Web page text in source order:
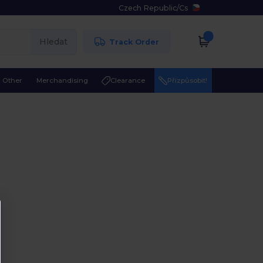
Czech Republic/Cs
Hledat Track Order
Other Merchandising Clearance Přizpůsobit!